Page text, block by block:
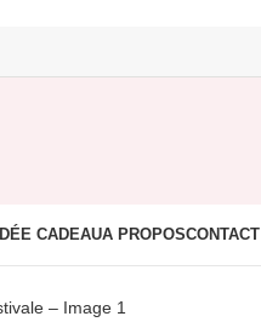
IDÉE CADEAUA PROPOSCONTACT